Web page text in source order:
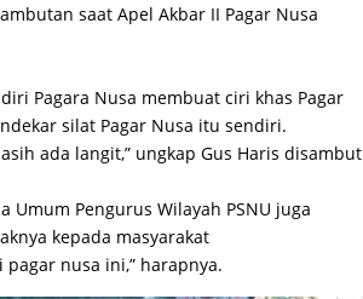
saat Apel Akbar II Pagar Nusa
Pagara Nusa membuat ciri khas Pagar
silat Pagar Nusa itu sendiri.
ada langit,” ungkap Gus Haris disambut
Umum Pengurus Wilayah PSNU juga
kepada masyarakat
nusa ini,” harapnya.